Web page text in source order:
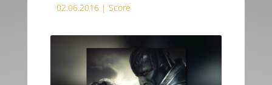
02.06.2016 | Score